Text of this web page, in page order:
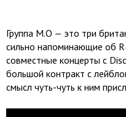
Группа M.O — это три
сильно напоминающие об
совместные концерты с
большой контракт с
смысл чуть-чуть к ним